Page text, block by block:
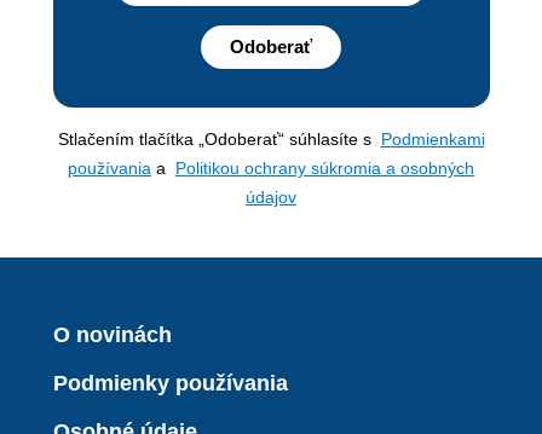
Odoberať
Stlačením tlačítka „Odoberať“ súhlasíte s Podmienkami
používania a Politikou ochrany súkromia a osobných
údajov
O novinách
Podmienky používania